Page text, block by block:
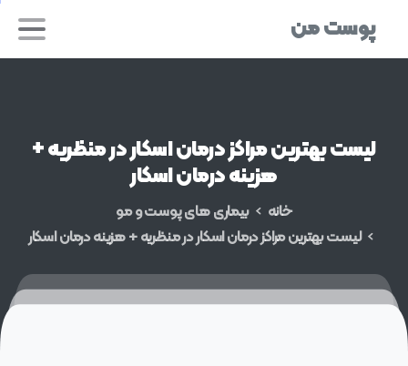
پوست من
لیستبهترینمراکزدرماناسکاردرمنظریه+
هزینهدرماناسکار
خانه
بیماری های پوست و مو
لیست بهترین مراکز درمان اسکار در منظریه + هزینه درمان اسکار